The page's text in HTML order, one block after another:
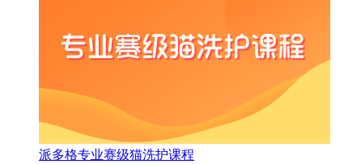
派多格专业赛级猫洗护课程